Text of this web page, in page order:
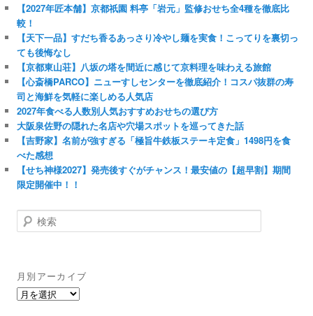
【2027年匠本舗】京都祇園 料亭「岩元」監修おせち全4種を徹底比
較！
【天下一品】すだち香るあっさり冷やし麺を実食！こってりを裏切っ
ても後悔なし
【京都東山荘】八坂の塔を間近に感じて京料理を味わえる旅館
【心斎橋PARCO】ニューすしセンターを徹底紹介！コスパ抜群の寿
司と海鮮を気軽に楽しめる人気店
2027年食べる人数別人気おすすめおせちの選び方
大阪泉佐野の隠れた名店や穴場スポットを巡ってきた話
【吉野家】名前が強すぎる「極旨牛鉄板ステーキ定食」1498円を食
べた感想
【せち神様2027】発売後すぐがチャンス！最安値の【超早割】期間
限定開催中！！
検
索
月別アーカイブ
月